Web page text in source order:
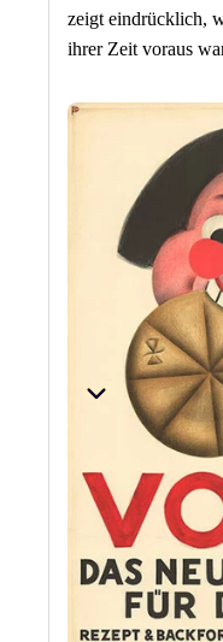
zeigt eindrücklich,
ihrer Zeit voraus